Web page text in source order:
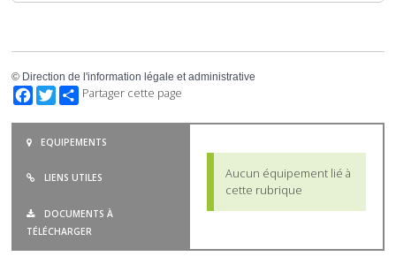
© Direction de l'information légale et administrative
FacebookTwitterPartager cette page
EQUIPEMENTS
LIENS UTILES
DOCUMENTS À
TÉLÉCHARGER
Aucun équipement lié à
cette rubrique